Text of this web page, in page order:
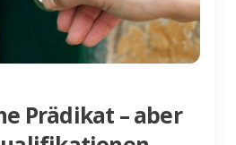
Prädikat – aber